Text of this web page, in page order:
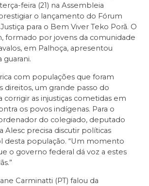
feira (21) na Assembleia
o lançamento do Fórum
para o Bem Viver Teko Porã. O
formado por jovens da comunidade
em Palhoça, apresentou
guarani.
com populações que foram
direitos, um grande passo do
corrigir as injustiças cometidas em
os povos indígenas. Para o
do colegiado, deputado
Alesc precisa discutir políticas
desta população. “Um momento
o governo federal dá voz a estes
Carminatti (PT) falou da